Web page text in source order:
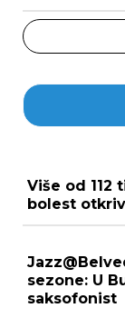
Više od 112
bolest
sezone: U
saksofonist